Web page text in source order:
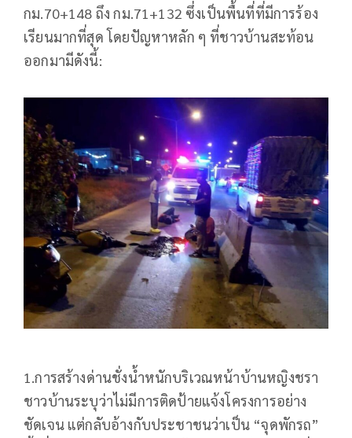
กม.70+148 ถึง กม.71+132 ซึ่งเป็นพื้นที่ที่มีการร้อง
เรียนมากที่สุด โดยปัญหาหลัก ๆ ที่ชาวบ้านสะท้อน
ออกมามีดังนี้:
1.การสร้างด่านชั่งน้ำหนักบริเวณหน้าบ้านหญิงชรา
ชาวบ้านระบุว่าไม่มีการติดป้ายแจ้งโครงการอย่าง
ชัดเจน แต่กลับอ้างกับประชาชนว่าเป็น “จุดพักรถ”